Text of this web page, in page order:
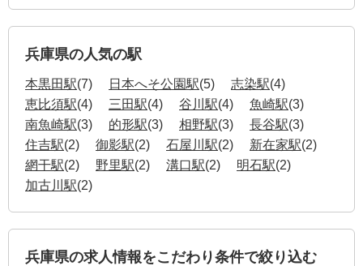
兵庫県の人気の駅
本黒田駅(7) 日本へそ公園駅(5) 志染駅(4)
恵比須駅(4) 三田駅(4) 谷川駅(4) 魚崎駅(3)
南魚崎駅(3) 的形駅(3) 相野駅(3) 長谷駅(3)
住吉駅(2) 御影駅(2) 石屋川駅(2) 新在家駅(2)
網干駅(2) 野里駅(2) 溝口駅(2) 明石駅(2)
加古川駅(2)
兵庫県の求人情報をこだわり条件で絞り込む